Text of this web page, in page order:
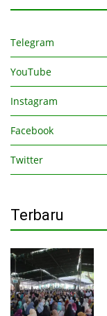
Telegram
YouTube
Instagram
Facebook
Twitter
Terbaru